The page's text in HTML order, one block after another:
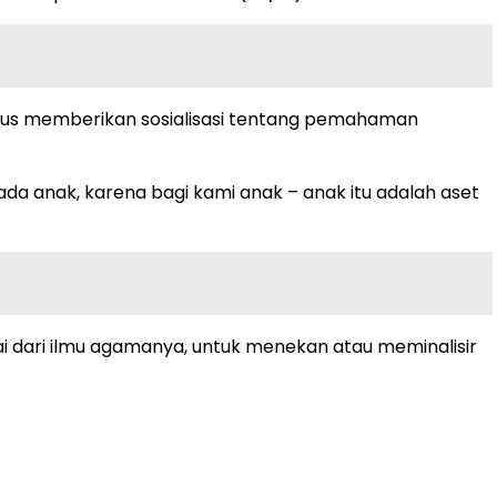
memberikan sosialisasi tentang pemahaman
anak, karena bagi kami anak – anak itu adalah aset
ilmu agamanya, untuk menekan atau meminalisir